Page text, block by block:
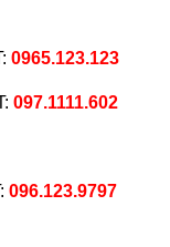
0965.123.123
097.1111.602
096.123.9797